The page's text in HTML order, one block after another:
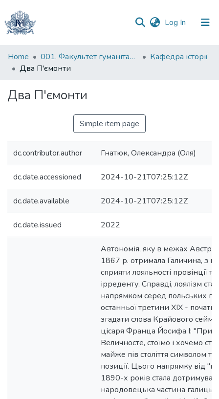
Log In (current)
Communities
&
All of DSpace
Home 001. Факультет гуманітарних наук
Кафедра історії
Два П'ємонти
Два П'ємонти
Simple item page
dc.contributor.author Гнатюк, Олександра (Оля)
dc.date.accessioned 2024-10-21T07:25:12Z
dc.date.available 2024-10-21T07:25:12Z
dc.date.issued 2022
Автономія, яку в межах
1867 р. отримала Галичина, з
сприяти лояльності провінції
ірреденту. Справді, лоялізм
напрямком серед польських
останньої третини XIX -
згадати слова Крайового
цісаря Франца Йосифа І: "При
Величносте, стоїмо і хочемо
майже пів століття символом
позиції. Цього напрямку від
1890-х років стала
народовецька частина